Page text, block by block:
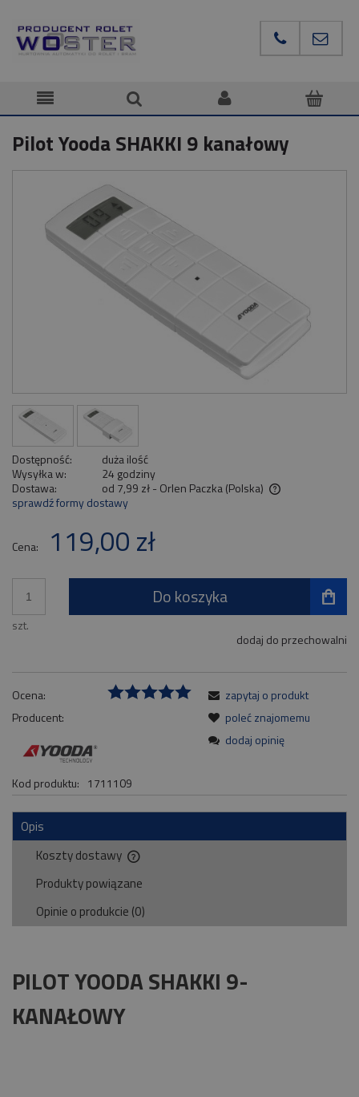
Pilot Yooda SHAKKI 9 kanałowy
Dostępność:
duża ilość
Wysyłka w:
24 godziny
Dostawa:
od 7,99 zł - Orlen Paczka (Polska)
Cena nie zawiera ewentualnych kosztów płatności
sprawdź formy dostawy
Cena: 119,00 zł
szt.
Do koszyka
dodaj do przechowalni
Ocena:
Producent:
Kod produktu: 1711109
zapytaj o produkt
poleć znajomemu
dodaj opinię
Opis
Koszty dostawy
Cena nie zawiera ewentualnych kosztów płatności
Produkty powiązane
Opinie o produkcie (0)
PILOT YOODA SHAKKI 9-
KANAŁOWY